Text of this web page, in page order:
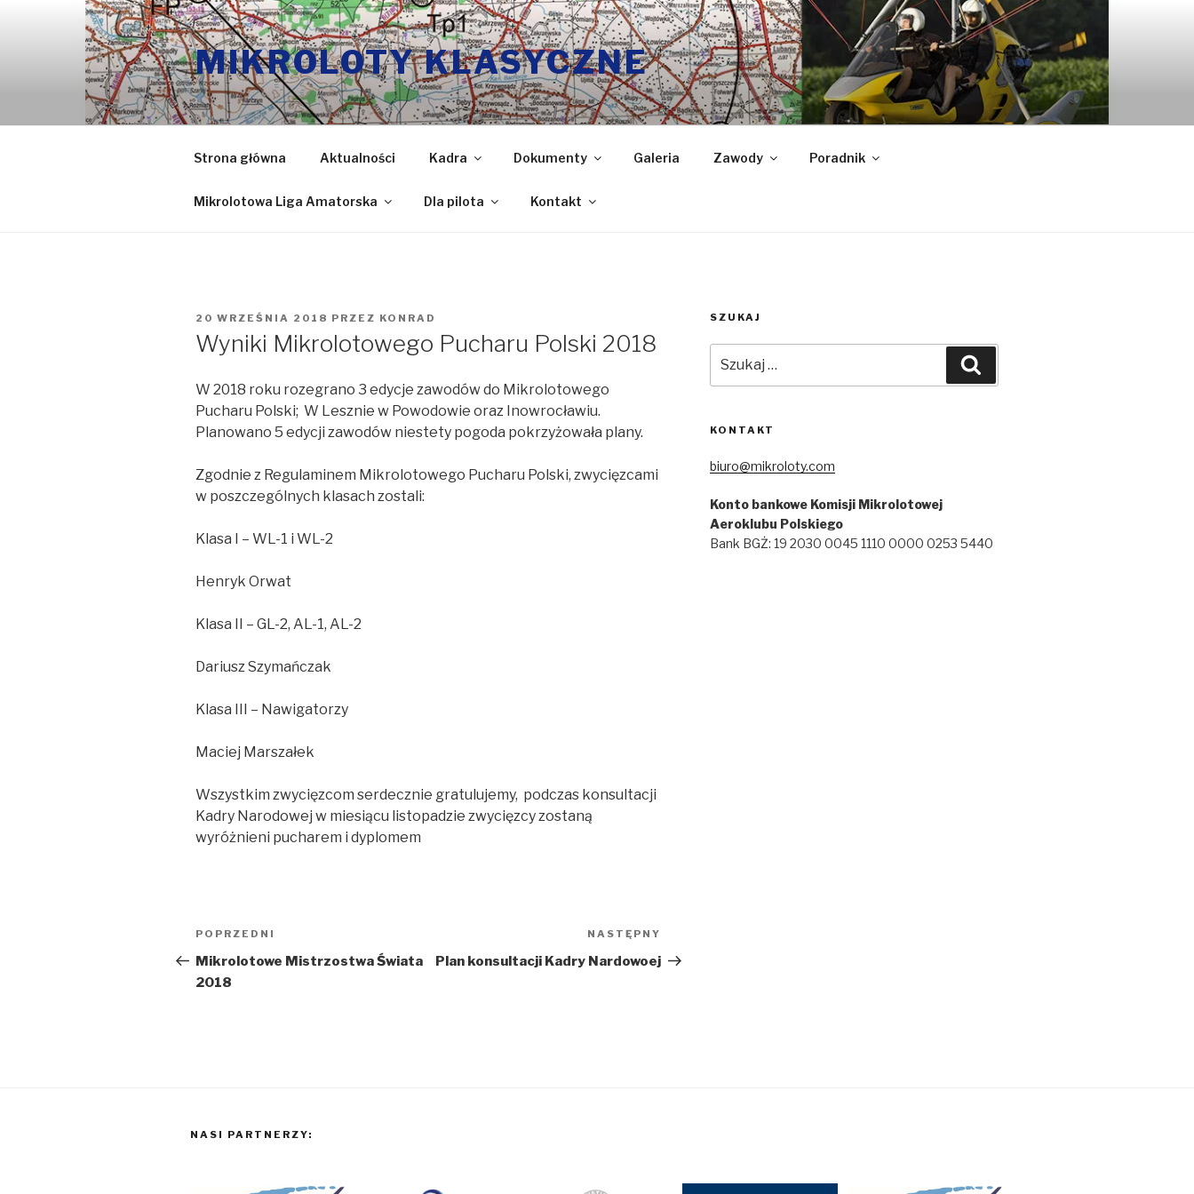
MIKROLOTY KLASYCZNE
Strona główna Aktualności Kadra Dokumenty Galeria Zawody Poradnik
Mikrolotowa Liga Amatorska Dla pilota Kontakt
OPUBLIKOWANE
20 WRZEŚNIA 2018 PRZEZ KONRAD
Wyniki Mikrolotowego Pucharu Polski 2018
W 2018 roku rozegrano 3 edycje zawodów do Mikrolotowego
Pucharu Polski; W Lesznie w Powodowie oraz Inowrocławiu.
Planowano 5 edycji zawodów niestety pogoda pokrzyżowała plany.
Zgodnie z Regulaminem Mikrolotowego Pucharu Polski, zwycięzcami
w poszczególnych klasach zostali:
Klasa I – WL-1 i WL-2
Henryk Orwat
Klasa II – GL-2, AL-1, AL-2
Dariusz Szymańczak
Klasa III – Nawigatorzy
Maciej Marszałek
Wszystkim zwycięzcom serdecznie gratulujemy, podczas konsultacji
Kadry Narodowej w miesiącu listopadzie zwycięzcy zostaną
wyróżnieni pucharem i dyplomem
Nawigacja
wpisu
Poprzedni
wpis
POPRZEDNI
Mikrolotowe Mistrzostwa Świata
2018
wpis
NASTĘPNY
Plan konsultacji Kadry Nardowoej
SZUKAJ
KONTAKT
biuro@mikroloty.com
Konto bankowe Komisji Mikrolotowej
Aeroklubu Polskiego
Bank BGŻ: 19 2030 0045 1110 0000 0253 5440
NASI PARTNERZY: